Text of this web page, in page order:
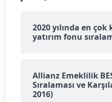
2020 yılında en çok
yatırım fonu
Allianz Emeklilik
Sıralaması ve
2016)